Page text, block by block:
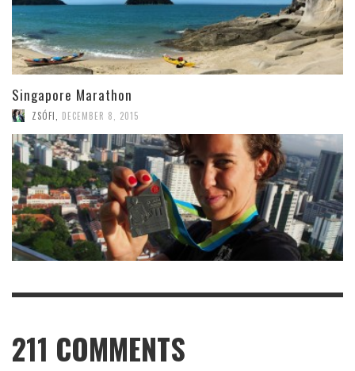
Singapore Marathon
ZSÓFI DECEMBER 8, 2015
211 COMMENTS